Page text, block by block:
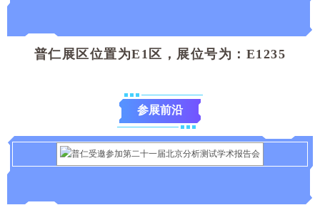
普仁展区位置为E1区，展位号为：E1235
参展前沿